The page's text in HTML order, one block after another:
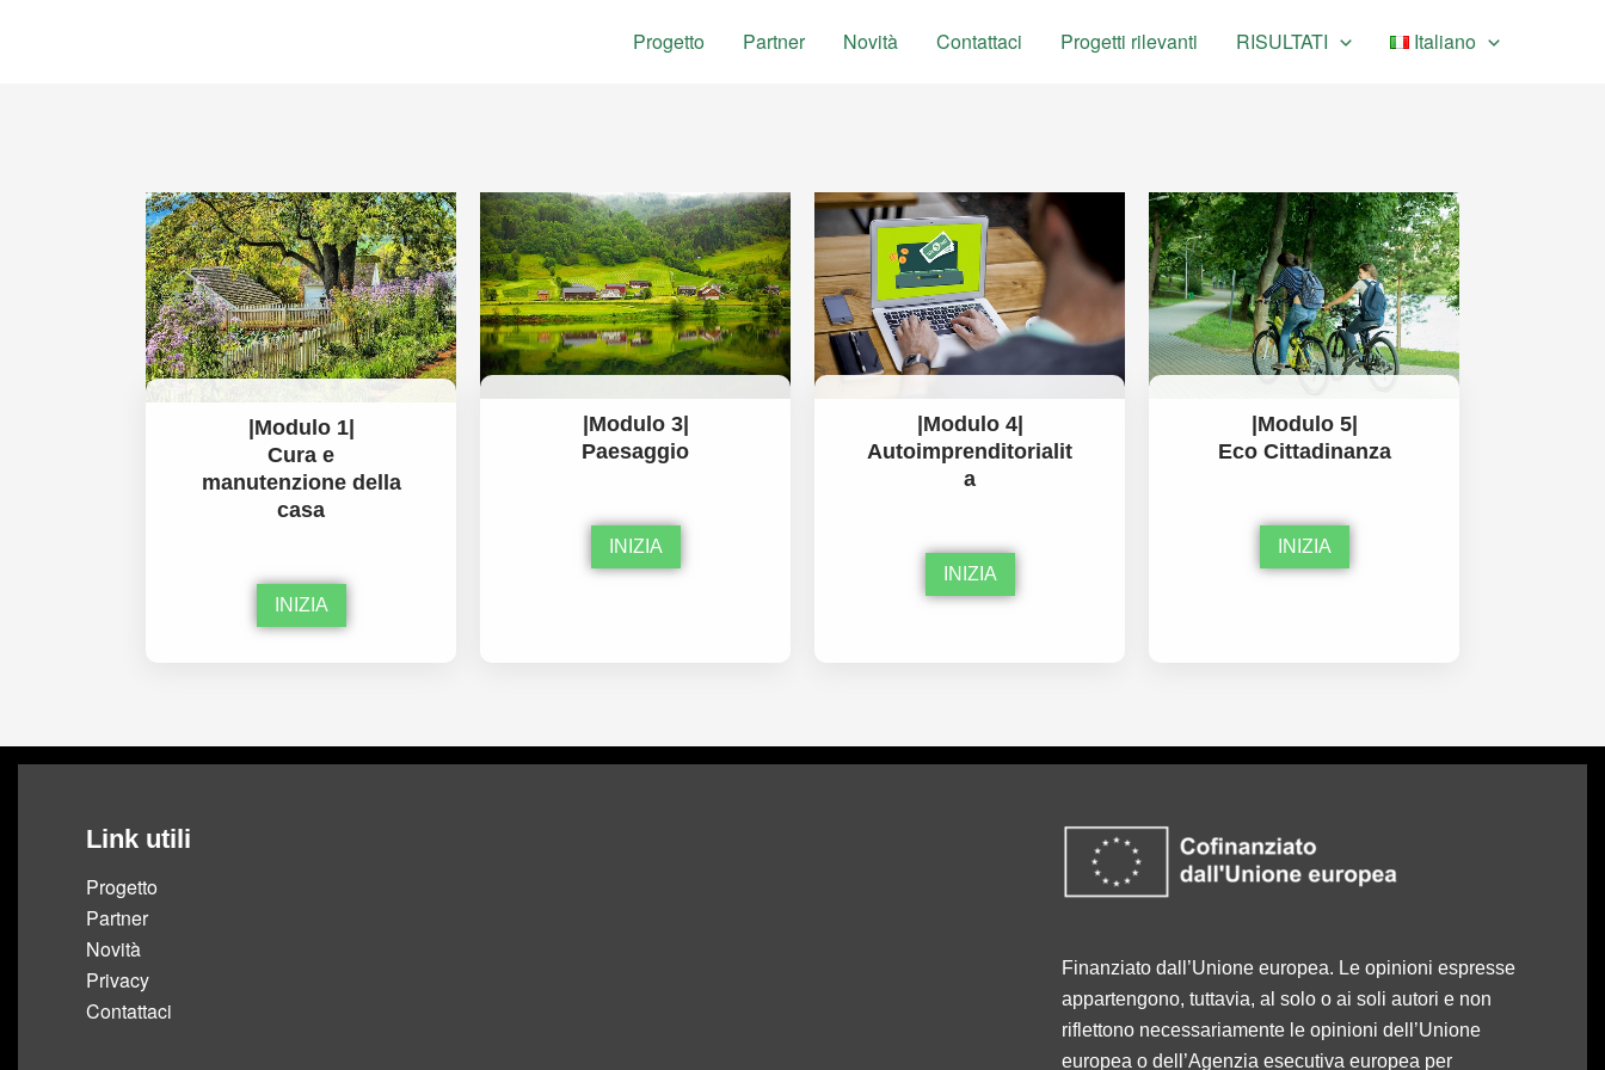
Progetto Partner Novità Contattaci Progetti rilevanti RISULTATI Italiano
|Modulo 1|
Cura e
manutenzione della
casa
INIZIA
|Modulo 3|
Paesaggio
INIZIA
|Modulo 4|
Autoimprenditorialit
a
INIZIA
|Modulo 5|
Eco Cittadinanza
INIZIA
Link utili
Progetto
Partner
Novità
Privacy
Contattaci
Finanziato dall’Unione europea. Le opinioni espresse
appartengono, tuttavia, al solo o ai soli autori e non
riflettono necessariamente le opinioni dell’Unione
europea o dell’Agenzia esecutiva europea per